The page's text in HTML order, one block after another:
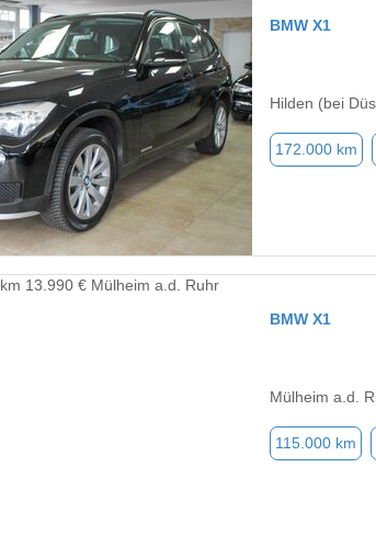
BMW X1
Hilden (bei
172.000 km
BMW X1
Mülheim a.d.
115.000 km